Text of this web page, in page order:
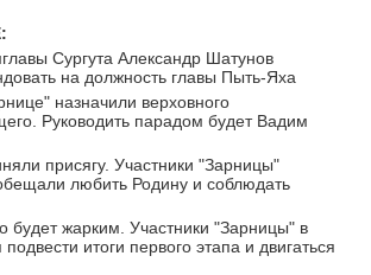
Сургута Александр Шатунов
на должность главы Пыть-Яха
назначили верховного
Руководить парадом будет Вадим
присягу. Участники "Зарницы"
любить Родину и соблюдать
будет жарким. Участники "Зарницы" в
подвести итоги первого этапа и двигаться